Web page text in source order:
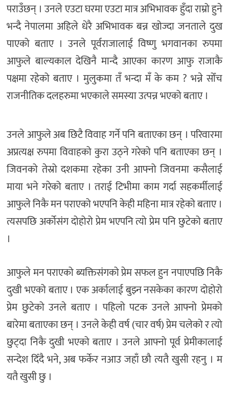
पराउँछन् । उनले एउटा घरमा एउटा मात्र अभिभावक हुँदा राम्रो हुने
भन्दै नेपालमा अहिले धेरै अभिभावक बन्न खोज्दा जनताले दुख
पाएको बताए । उनले पूर्वराजालाई विष्णु भगवानका रुपमा
आफुले बाल्यकाल देखिनै मान्दै आएका कारण आफु राजाकै
पक्षमा रहेको बताए । मुलुकमा तँ भन्दा मँ के कम ? भन्ने सोँच
राजनीतिक दलहरुमा भएकाले समस्या उत्पन्न भएको बताए ।
उनले आफुले अब छिटै विवाह गर्ने पनि बताएका छन् । परिवारमा
अप्रत्यक्ष रुपमा विवाहको कुरा उठ्ने गरेको पनि बताएका छन् ।
जिवनको तेस्रो दशकमा रहेका उनी आफ्नो जिवनमा कसैलाई
माया भने गरेको बताए । तराई टिभीमा काम गर्दा सहकर्मीलाई
आफुले निकै मन पराएको भएपनि केही महिना मात्र रहेको बताए ।
त्यसपछि अर्कोसंग दोहोरो प्रेम भएपनि त्यो प्रेम पनि छुटेको बताए
।
आफुले मन पराएको ब्यक्तिसंगको प्रेम सफल हुन नपाएपछि निकै
दुखी भएको बताए । एक अर्कालाई बुझ्न नसकेका कारण दोहोरो
प्रेम छुटेको उनले बताए । पहिलो पटक उनले आफ्नो प्रेमको
बारेमा बताएका छन् । उनले केही वर्ष (चार वर्ष) प्रेम चलेको र त्यो
छुट्दा निकै दुखी भएको बताए । उनले आफ्नो पूर्व प्रेमीकालाई
सन्देश दिँदै भने, अब फर्केर नआउ जहाँ छौ त्यतै खुसी रहनु । म
यतै खुसी छु ।